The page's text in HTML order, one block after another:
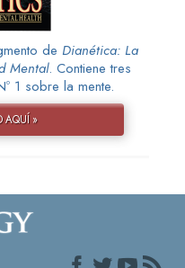
de Dianética: La
Mental. Contiene tres
1 sobre la mente.
AQUÍ »